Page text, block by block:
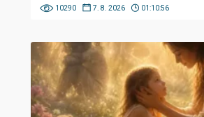
10290 7. 8. 2026 01:10:56